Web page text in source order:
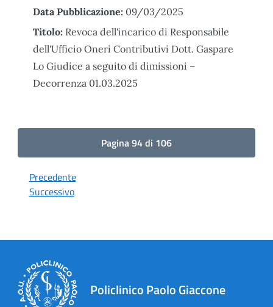
Data Pubblicazione: 09/03/2025
Titolo: Revoca dell'incarico di Responsabile
dell'Ufficio Oneri Contributivi Dott. Gaspare
Lo Giudice a seguito di dimissioni –
Decorrenza 01.03.2025
Pagina 94 di 106
Precedente
Successivo
Policlinico Paolo Giaccone